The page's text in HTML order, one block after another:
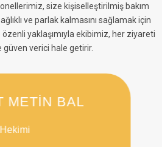
size kişiselleştirilmiş bakım
ve parlak kalmasını sağlamak için
özenli yaklaşımıyla ekibimiz, her ziyareti
güven verici hale getirir.
DR. GÜLEN
Uzmanı (Periodontolog)